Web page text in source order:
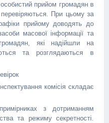
особистий прийом громадян в
перевіряються. При цьому за
прийому доводять до
масової інформації та
які надійшли на
та розглядаються в
комісія складає
з дотриманням
та режиму секретності.